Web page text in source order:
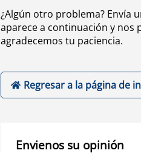
¿Algún otro problema? Envía
aparece a continuación y nos
agradecemos tu paciencia.
Regresar a la página de
Envienos su opinión